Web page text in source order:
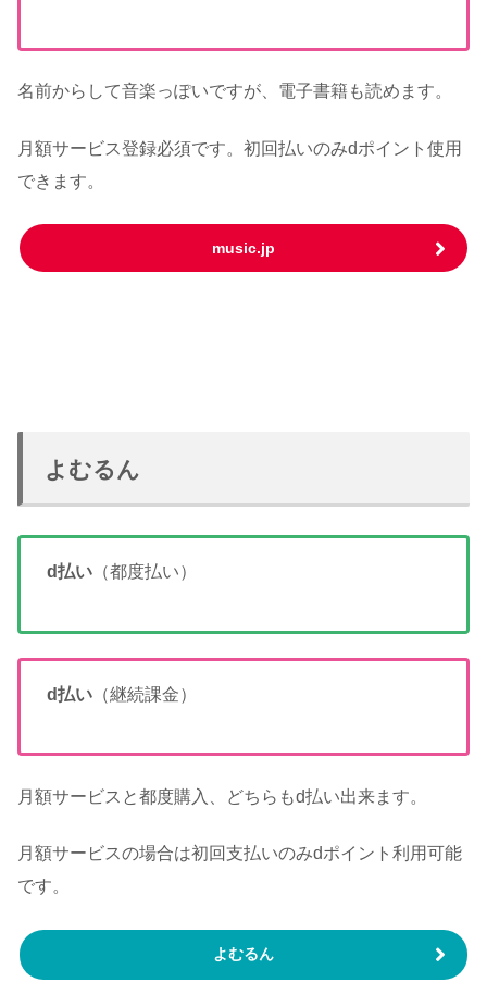
名前からして音楽っぽいですが、電子書籍も読めます。
月額サービス登録必須です。初回払いのみdポイント使用
できます。
music.jp
よむるん
d払い （都度払い）
d払い （継続課金）
月額サービスと都度購入、どちらもd払い出来ます。
月額サービスの場合は初回支払いのみdポイント利用可能
です。
よむるん